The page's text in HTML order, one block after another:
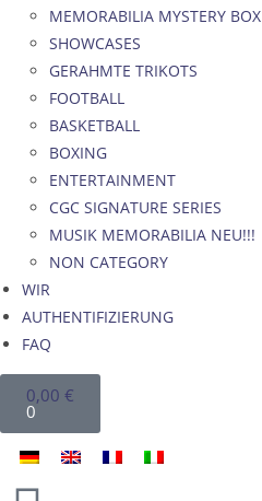
MEMORABILIA MYSTERY BOX
SHOWCASES
GERAHMTE TRIKOTS
FOOTBALL
BASKETBALL
BOXING
ENTERTAINMENT
CGC SIGNATURE SERIES
MUSIK MEMORABILIA NEU!!!
NON CATEGORY
WIR
AUTHENTIFIZIERUNG
FAQ
0,00 €
0